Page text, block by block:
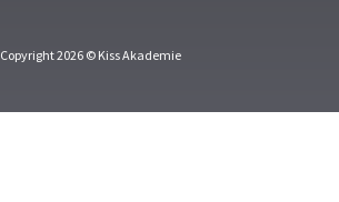
Copyright 2026 © Kiss Akademie